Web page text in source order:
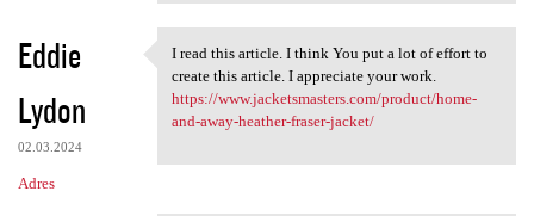
Eddie
Lydon
02.03.2024
Adres
I read this article. I think
I read this article. I think You put a lot of effort to
create this article. I appreciate your work.
https://www.jacketsmasters.com/product/home-
and-away-heather-fraser-jacket/